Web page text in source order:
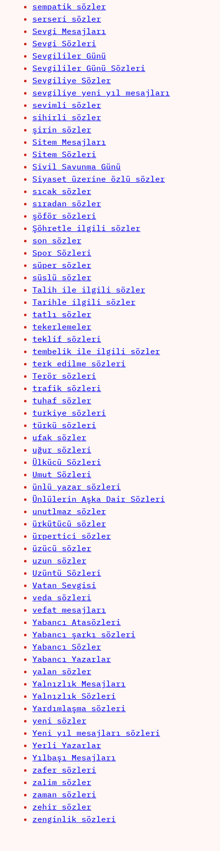
sempatik sözler
serseri sözler
Sevgi Mesajları
Sevgi Sözleri
Sevgililer Günü
Sevgililer Günü Sözleri
Sevgiliye Sözler
sevgiliye yeni yıl mesajları
sevimli sözler
sihirli sözler
şirin sözler
Sitem Mesajları
Sitem Sözleri
Sivil Savunma Günü
Siyaset üzerine özlü sözler
sıcak sözler
sıradan sözler
şöför sözleri
Şöhretle ilgili sözler
son sözler
Spor Sözleri
süper sözler
süslü sözler
Talih ile ilgili sözler
Tarihle ilgili sözler
tatlı sözler
tekerlemeler
teklif sözleri
tembelik ile ilgili sözler
terk edilme sözleri
Terör sözleri
trafik sözleri
tuhaf sözler
turkiye sözleri
türkü sözleri
ufak sözler
uğur sözleri
Ülkücü Sözleri
Umut Sözleri
ünlü yazar sözleri
Ünlülerin Aşka Dair Sözleri
unutlmaz sözler
ürkütücü sözler
ürpertici sözler
üzücü sözler
uzun sözler
Uzüntü Sözleri
Vatan Sevgisi
veda sözleri
vefat mesajları
Yabancı Atasözleri
Yabancı şarkı sözleri
Yabancı Sözler
Yabancı Yazarlar
yalan sözler
Yalnızlık Mesajları
Yalnızlık Sözleri
Yardımlaşma sözleri
yeni sözler
Yeni yıl mesajları sözleri
Yerli Yazarlar
Yılbaşı Mesajları
zafer sözleri
zalim sözler
zaman sözleri
zehir sözler
zenginlik sözleri